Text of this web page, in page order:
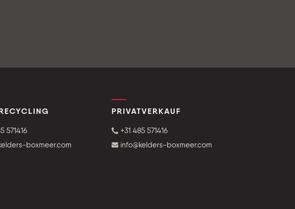
571416
boxmeer.com
PRIVATVERKAUF
+31 485 571416
info@kelders-boxmeer.com